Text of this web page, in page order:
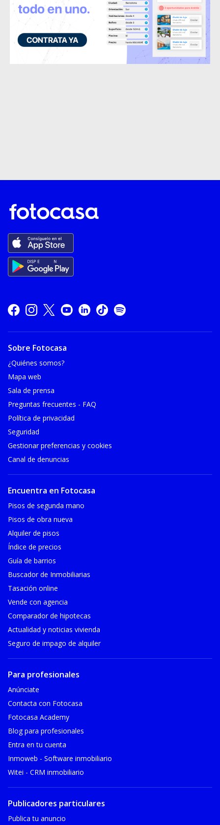
Sobre Fotocasa
¿Quiénes somos?
Mapa web
Sala de prensa
Preguntas frecuentes - FAQ
Política de privacidad
Seguridad
Gestionar preferencias y cookies
Canal de denuncias
Encuentra en Fotocasa
Pisos de segunda mano
Pisos de obra nueva
Alquiler de pisos
Índice de precios
Guía de barrios
Buscador de Inmobiliarias
Tasación online
Vende con agencia
Comparador de hipotecas
Actualidad y noticias vivienda
Seguro de impago de alquiler
Para profesionales
Anúnciate
Contacta con Fotocasa
Fotocasa Academy
Blog para profesionales
Entra en tu cuenta
Inmoweb - Software inmobiliario
Witei - CRM inmobiliario
Publicadores particulares
Publica tu anuncio